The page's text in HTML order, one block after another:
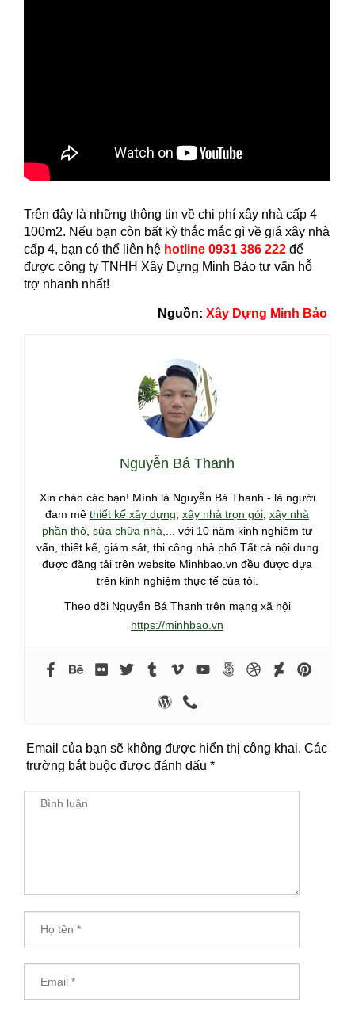
Trên đây là những thông tin về chi phí xây nhà cấp 4
100m2. Nếu bạn còn bất kỳ thắc mắc gì về giá xây nhà
cấp 4, bạn có thể liên hệ hotline 0931 386 222 để
được công ty TNHH Xây Dựng Minh Bảo tư vấn hỗ
trợ nhanh nhất!
Nguồn: Xây Dựng Minh Bảo
Nguyễn Bá Thanh
Xin chào các bạn! Mình là Nguyễn Bá Thanh - là người
đam mê thiết kế xây dựng, xây nhà trọn gói, xây nhà
phần thô, sửa chữa nhà,... với 10 năm kinh nghiệm tư
vấn, thiết kế, giám sát, thi công nhà phố.Tất cả nội dung
được đăng tải trên website Minhbao.vn đều được dựa
trên kinh nghiệm thực tế của tôi.
Theo dõi Nguyễn Bá Thanh trên mạng xã hội
https://minhbao.vn
Email của bạn sẽ không được hiển thị công khai. Các
trường bắt buộc được đánh dấu *